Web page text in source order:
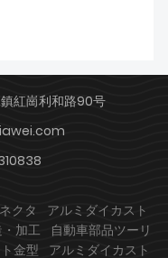
紅崗利和路90号
クタ
アルミダイカスト
加工
自動車部品ツーリ
金型 アルミダイカスト